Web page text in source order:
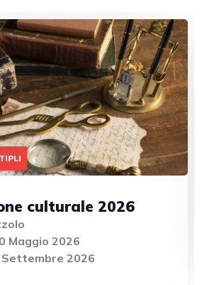
culturale 2026
Maggio 2026
Settembre 2026